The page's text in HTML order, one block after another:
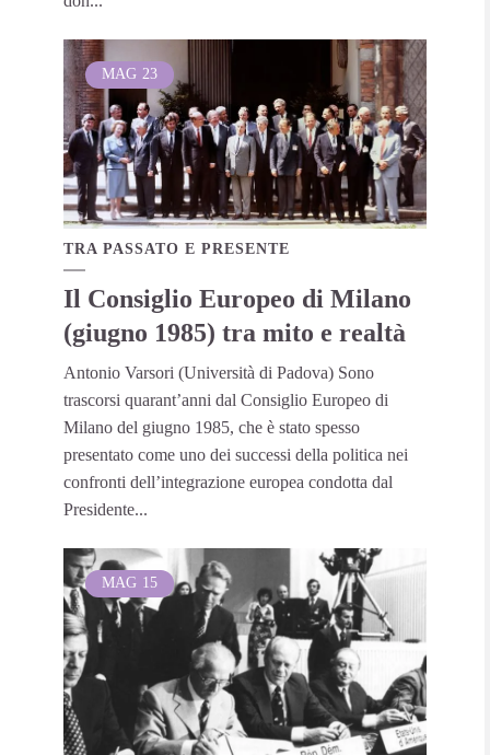
MAG 23
TRA PASSATO E PRESENTE
Il Consiglio Europeo di Milano
(giugno 1985) tra mito e realtà
Antonio Varsori (Università di Padova) Sono
trascorsi quarant’anni dal Consiglio Europeo di
Milano del giugno 1985, che è stato spesso
presentato come uno dei successi della politica nei
confronti dell’integrazione europea condotta dal
Presidente...
MAG 15